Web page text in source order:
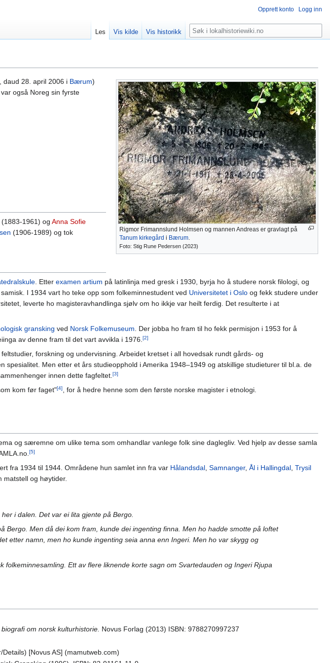
Rigmor Frimannslund Holmsen og mannen Andreas er gravlagt på
Tanum kirkegård i Bærum.
Foto: Stig Rune Pedersen (2023)
, daud 28. april 2006 i Bærum)
også Noreg sin fyrste
(1883-1961) og Anna Sofie
(1906-1989) og tok
. Etter examen artium på latinlinja med gresk i 1930, byrja ho å studere norsk filologi, og
I 1934 vart ho teke opp som folkeminnestudent ved Universitetet i Oslo og fekk studere under
leverte ho magisteravhandlinga sjølv om ho ikkje var heilt ferdig. Det resulterte i at
gransking ved Norsk Folkemuseum. Der jobba ho fram til ho fekk permisjon i 1953 for å
av denne fram til det vart avvikla i 1976.[2]
forskning og undervisning. Arbeidet kretset i all hovedsak rundt gårds- og
Men etter et års studieopphold i Amerika 1948–1949 og atskillige studieturer til bl.a. de
innen dette fagfeltet.[3]
kom før faget"[4], for å hedre henne som den første norske magister i etnologi.
og særemne om ulike tema som omhandlar vanlege folk sine daglegliv. Ved hjelp av desse samla
[5]
fra 1934 til 1944. Områdene hun samlet inn fra var Hålandsdal, Samnanger, Ål i Hallingdal, Trysil
matstell og høytider.
i dalen. Det var ei lita gjente på Bergo.
Bergo. Men då dei kom fram, kunde dei ingenting finna. Men ho hadde smotte på loftet
etter namn, men ho kunde ingenting seia anna enn Ingeri. Men ho var skygg og
folkeminnesamling. Ett av flere liknende korte sagn om Svartedauden og Ingeri Rjupa
om norsk kulturhistorie. Novus Forlag (2013) ISBN: 9788270997237
[Novus AS] (mamutweb.com)
Opprett konto Logg inn
Les Vis kilde Vis historikk Søk